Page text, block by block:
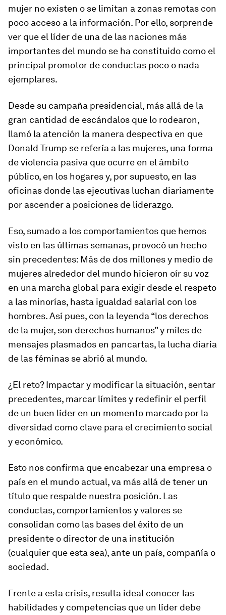
mujer no existen o se limitan a zonas remotas con
poco acceso a la información. Por ello, sorprende
ver que el líder de una de las naciones más
importantes del mundo se ha constituido como el
principal promotor de conductas poco o nada
ejemplares.
Desde su campaña presidencial, más allá de la
gran cantidad de escándalos que lo rodearon,
llamó la atención la manera despectiva en que
Donald Trump se refería a las mujeres, una forma
de violencia pasiva que ocurre en el ámbito
público, en los hogares y, por supuesto, en las
oficinas donde las ejecutivas luchan diariamente
por ascender a posiciones de liderazgo.
Eso, sumado a los comportamientos que hemos
visto en las últimas semanas, provocó un hecho
sin precedentes: Más de dos millones y medio de
mujeres alrededor del mundo hicieron oír su voz
en una marcha global para exigir desde el respeto
a las minorías, hasta igualdad salarial con los
hombres. Así pues, con la leyenda “los derechos
de la mujer, son derechos humanos” y miles de
mensajes plasmados en pancartas, la lucha diaria
de las féminas se abrió al mundo.
¿El reto? Impactar y modificar la situación, sentar
precedentes, marcar límites y redefinir el perfil
de un buen líder en un momento marcado por la
diversidad como clave para el crecimiento social
y económico.
Esto nos confirma que encabezar una empresa o
país en el mundo actual, va más allá de tener un
título que respalde nuestra posición. Las
conductas, comportamientos y valores se
consolidan como las bases del éxito de un
presidente o director de una institución
(cualquier que esta sea), ante un país, compañía o
sociedad.
Frente a esta crisis, resulta ideal conocer las
habilidades y competencias que un líder debe